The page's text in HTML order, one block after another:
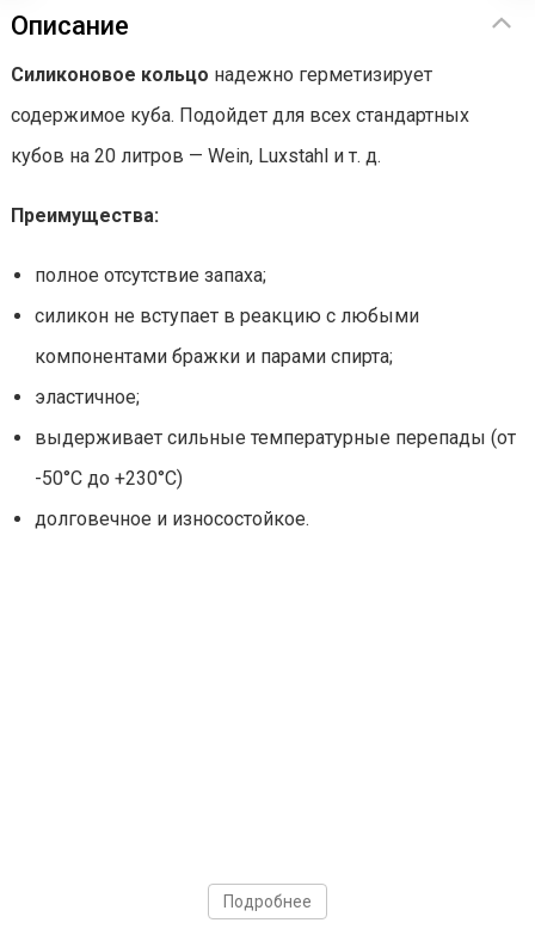
Описание
Силиконовое кольцо надежно герметизирует
содержимое куба. Подойдет для всех стандартных
кубов на 20 литров — Wein, Luxstahl и т. д.
Преимущества:
полное отсутствие запаха;
силикон не вступает в реакцию с любыми
компонентами бражки и парами спирта;
эластичное;
выдерживает сильные температурные перепады (от
-50°С до +230°С)
долговечное и износостойкое.
Подробнее